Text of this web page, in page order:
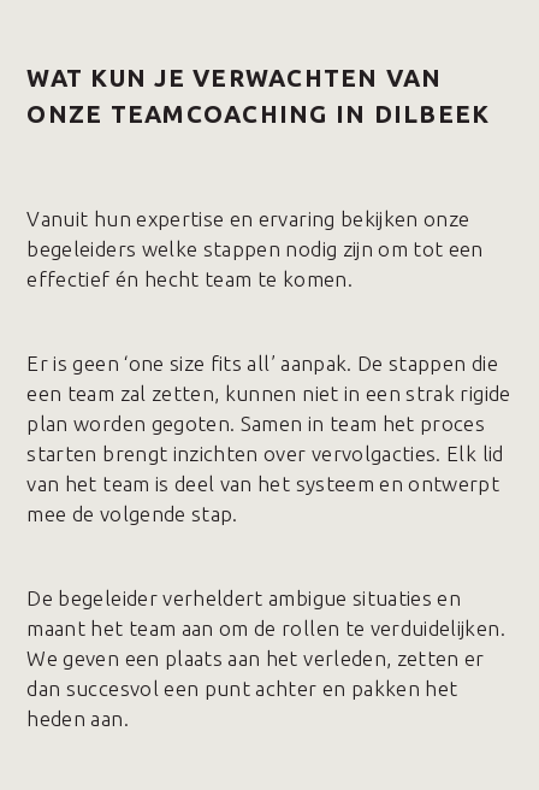
WAT KUN JE VERWACHTEN VAN
ONZE TEAMCOACHING IN DILBEEK
Vanuit hun expertise en ervaring bekijken onze
begeleiders welke stappen nodig zijn om tot een
effectief én hecht team te komen.
Er is geen ‘one size fits all’ aanpak. De stappen die
een team zal zetten, kunnen niet in een strak rigide
plan worden gegoten. Samen in team het proces
starten brengt inzichten over vervolgacties. Elk lid
van het team is deel van het systeem en ontwerpt
mee de volgende stap.
De begeleider verheldert ambigue situaties en
maant het team aan om de rollen te verduidelijken.
We geven een plaats aan het verleden, zetten er
dan succesvol een punt achter en pakken het
heden aan.